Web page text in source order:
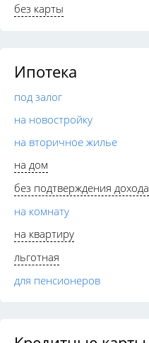
без карты
Ипотека
под залог
на новостройку
на вторичное жилье
на дом
без подтверждения дохода
на комнату
на квартиру
льготная
для пенсионеров